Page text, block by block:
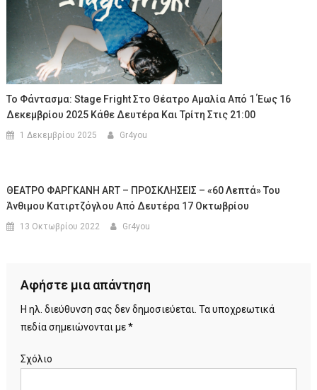
Το Φάντασμα: Stage Fright Στο Θέατρο Αμαλία Από 1 Έως 16
Δεκεμβρίου 2025 Κάθε Δευτέρα Και Τρίτη Στις 21:00
1 Δεκεμβρίου 2025 Gr4you
ΘΕΑΤΡΟ ΦΑΡΓΚΑΝΗ ART – ΠΡΟΣΚΛΗΣΕΙΣ – «60 Λεπτά» Του
Άνθιμου Κατιρτζόγλου Από Δευτέρα 17 Οκτωβρίου
13 Οκτωβρίου 2022 Gr4you
Αφήστε μια απάντηση
Η ηλ. διεύθυνση σας δεν δημοσιεύεται. Τα υποχρεωτικά
πεδία σημειώνονται με*
Σχόλιο